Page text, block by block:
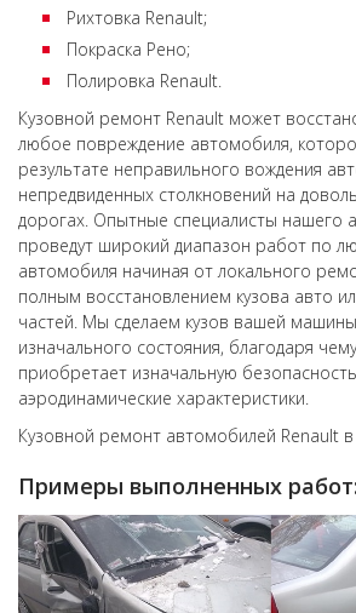
Рихтовка Renault;
Покраска Рено;
Полировка Renault.
Кузовной ремонт Renault может
любое повреждение автомобиля,
результате неправильного вождения
непредвиденных столкновений на
дорогах. Опытные специалисты нашего
проведут широкий диапазон работ по
автомобиля начиная от локального
полным восстановлением кузова авто
частей. Мы сделаем кузов вашей
изначального состояния, благодаря
приобретает изначальную
аэродинамические характеристики.
Кузовной ремонт автомобилей Renault
Примеры выполненных работ: